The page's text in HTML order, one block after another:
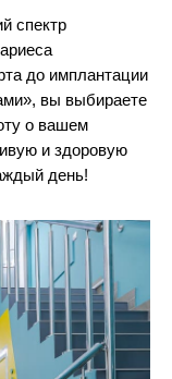
спектр
до имплантации
вы выбираете
о вашем
и здоровую
день!